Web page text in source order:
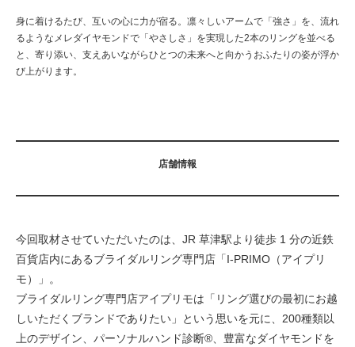
身に着けるたび、互いの心に力が宿る。凛々しいアームで「強さ」を、流れ
るようなメレダイヤモンドで「やさしさ」を実現した2本のリングを並べる
と、寄り添い、支えあいながらひとつの未来へと向かうおふたりの姿が浮か
び上がります。
店舗情報
今回取材させていただいたのは、JR 草津駅より徒歩 1 分の近鉄
百貨店内にあるブライダルリング専門店「I-PRIMO（アイプリ
モ）」。
ブライダルリング専門店アイプリモは「リング選びの最初にお越
しいただくブランドでありたい」という思いを元に、200種類以
上のデザイン、パーソナルハンド診断®、豊富なダイヤモンドを